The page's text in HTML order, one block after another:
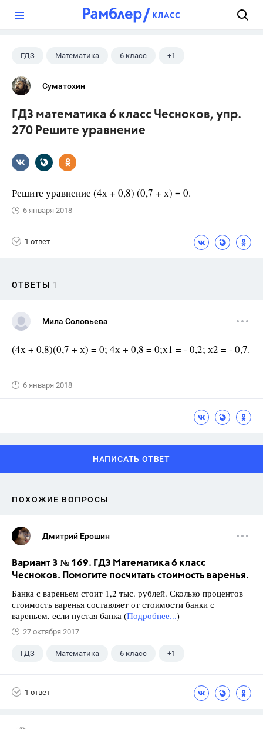
ГДЗ Математика 6 класс +1
Чесноков А.С.
Суматохин
ГДЗ математика 6 класс Чесноков, упр.
270 Решите уравнение
Решите уравнение (4х + 0,8) (0,7 + х) = 0.
6 января 2018
1 ответ
ОТВЕТЫ 1
Мила Соловьева
(4х + 0,8)(0,7 + х) = 0; 4х + 0,8 = 0;х1 = - 0,2; х2 = - 0,7.
6 января 2018
НАПИСАТЬ ОТВЕТ
ПОХОЖИЕ ВОПРОСЫ
Дмитрий Ерошин
Вариант 3 № 169. ГДЗ Математика 6 класс
Чесноков. Помогите посчитать стоимость варенья.
Банка с вареньем стоит 1,2 тыс. рублей. Сколько процентов
стоимость варенья составляет от стоимости банки с
вареньем, если пустая банка (Подробнее...)
27 октября 2017
ГДЗ Математика 6 класс +1
1 ответ